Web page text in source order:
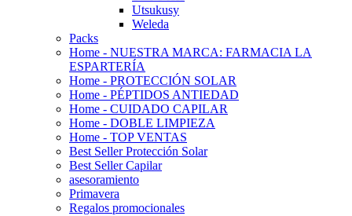
Utsukusy
Weleda
Packs
Home - NUESTRA MARCA: FARMACIA LA
ESPARTERÍA
Home - PROTECCIÓN SOLAR
Home - PÉPTIDOS ANTIEDAD
Home - CUIDADO CAPILAR
Home - DOBLE LIMPIEZA
Home - TOP VENTAS
Best Seller Protección Solar
Best Seller Capilar
asesoramiento
Primavera
Regalos promocionales